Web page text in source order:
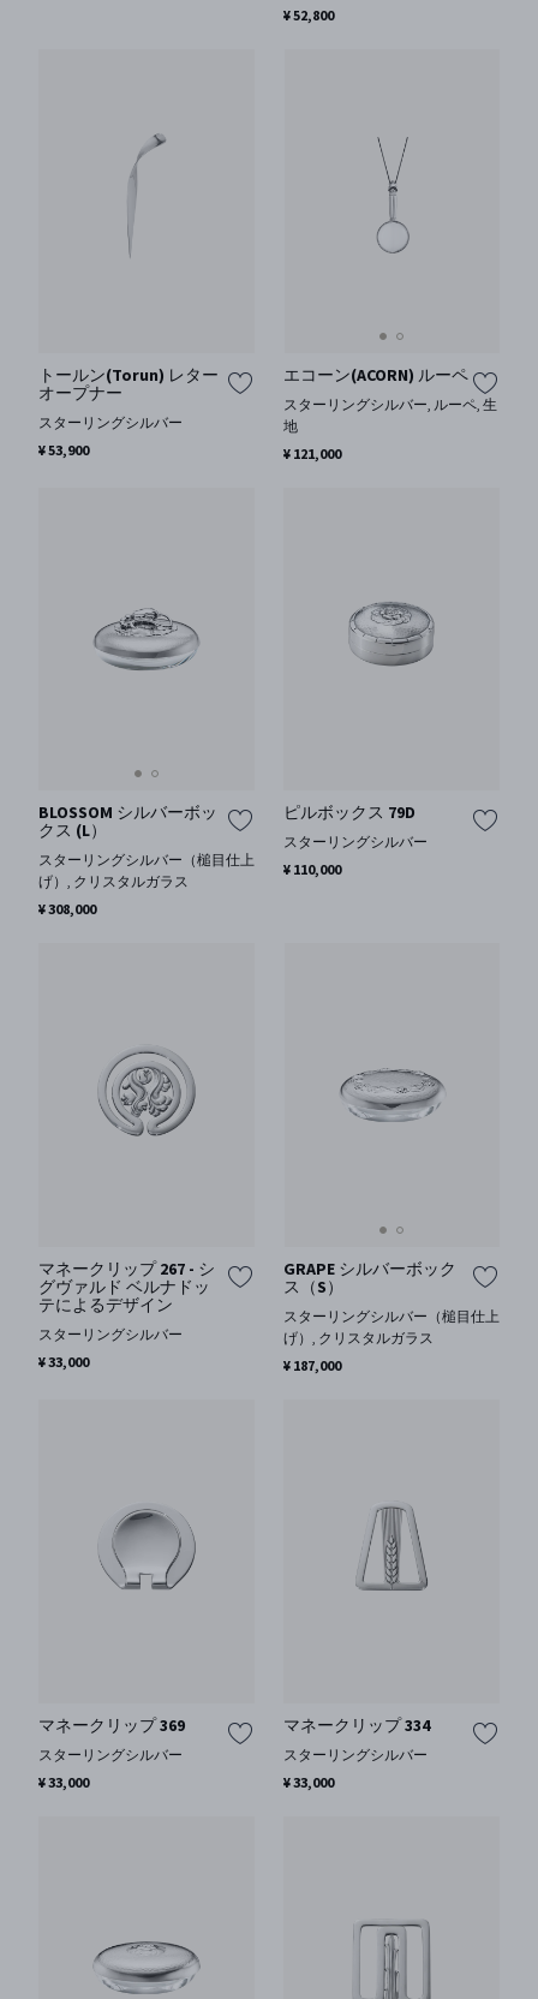
¥ 52,800
トールン(Torun) レター
オープナー
スターリングシルバー
¥ 53,900
エコーン(ACORN) ルーペ
スターリングシルバー, ルーペ, 生
地
¥ 121,000
BLOSSOM シルバーボッ
クス (L）
スターリングシルバー（槌目仕上
げ）, クリスタルガラス
¥ 308,000
ピルボックス 79D
スターリングシルバー
¥ 110,000
マネークリップ 267 - シ
グヴァルド ベルナドッ
テによるデザイン
スターリングシルバー
¥ 33,000
GRAPE シルバーボック
ス（S）
スターリングシルバー（槌目仕上
げ）, クリスタルガラス
¥ 187,000
マネークリップ 369
スターリングシルバー
¥ 33,000
マネークリップ 334
スターリングシルバー
¥ 33,000